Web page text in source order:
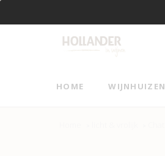
HOME WIJNHUIZEN